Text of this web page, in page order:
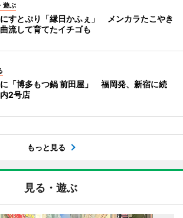
遊ぶ
すとぷり「縁日かふぇ」 メンカラたこやき
流して育てたイチゴも
「博多もつ鍋 前田屋」 福岡発、新宿に続
2号店
もっと見る
見る・遊ぶ